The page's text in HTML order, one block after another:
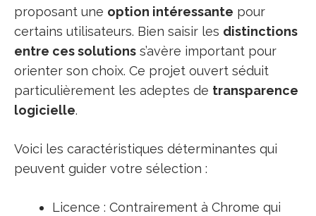
proposant une option intéressante pour
certains utilisateurs. Bien saisir les distinctions
entre ces solutions s’avère important pour
orienter son choix. Ce projet ouvert séduit
particulièrement les adeptes de transparence
logicielle.
Voici les caractéristiques déterminantes qui
peuvent guider votre sélection :
Licence : Contrairement à Chrome qui